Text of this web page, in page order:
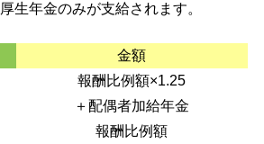
生年金のみが支給されます。
金額
報酬比例額×1.25
＋配偶者加給年金
報酬比例額